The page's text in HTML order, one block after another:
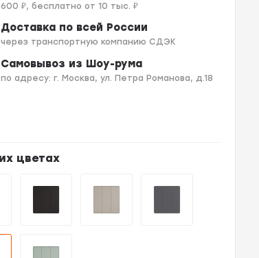
600 ₽, бесплатно от 10 тыс. ₽
Доставка по всей России
через транспортную компанию СДЭК
Самовывоз из Шоу-рума
по адресу: г. Москва, ул. Петра Романова, д.18
цветах